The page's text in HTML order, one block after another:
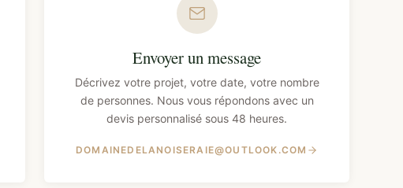
Envoyer un message
Décrivez votre projet, votre date, votre nombre
de personnes. Nous vous répondons avec un
devis personnalisé sous 48 heures.
DOMAINEDELANOISERAIE@OUTLOOK.COM